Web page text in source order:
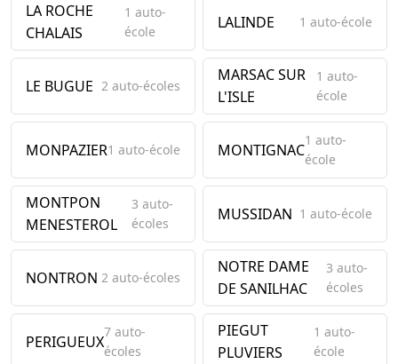
LA ROCHE
CHALAIS
1 auto-
école
LALINDE 1 auto-école
LE BUGUE 2 auto-écoles
MARSAC SUR
L'ISLE
1 auto-
école
MONPAZIER1 auto-école MONTIGNAC1 auto-
école
MONTPON
MENESTEROL
3 auto-
écoles
MUSSIDAN 1 auto-école
NONTRON 2 auto-écoles
NOTRE DAME
DE SANILHAC
3 auto-
écoles
PERIGUEUX7 auto-
écoles
PIEGUT
PLUVIERS
1 auto-
école